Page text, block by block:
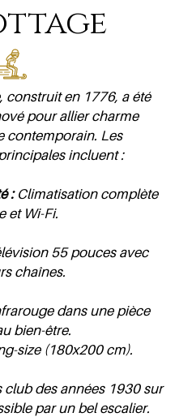
construit en 1776, a été
pour allier charme
contemporain. Les
incluent :
:Climatisation complète
et Wi-Fi.
55 pouces avec
chaînes.
dans une pièce
bien-être.
size (180x200 cm).
club des années 1930 sur
par un bel escalier.